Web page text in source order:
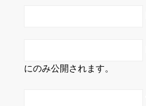
にのみ公開されます。